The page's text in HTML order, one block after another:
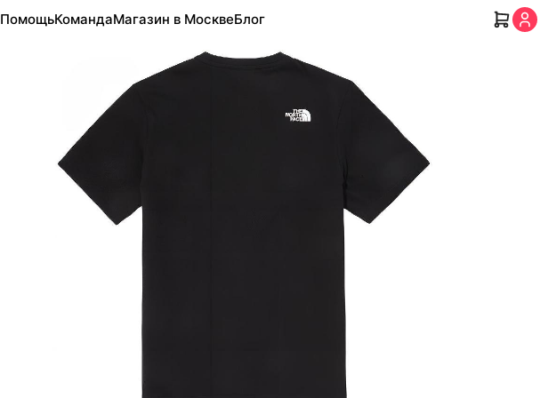
ПомощьКомандаМагазин в МосквеБлог